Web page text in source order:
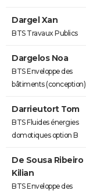
Dargel Xan
BTS Travaux Publics
Dargelos Noa
BTS Enveloppe des
bâtiments (conception)
Darrieutort Tom
BTS Fluides énergies
domotiques option B
De Sousa Ribeiro
Kilian
BTS Enveloppe des